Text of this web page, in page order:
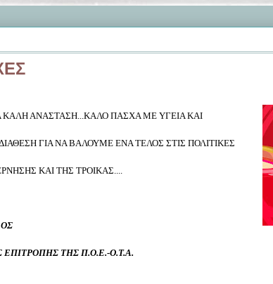
ΚΑΛΗ ΑΝΑΣΤΑΣΗ...ΚΑΛΟ ΠΑΣΧΑ ΜΕ ΥΓΕΙΑ ΚΑΙ
ΓΙΑ ΝΑ ΒΑΛΟΥΜΕ ΕΝΑ ΤΕΛΟΣ ΣΤΙΣ ΠΟΛΙΤΙΚΕΣ
ΚΑΙ ΤΗΣ ΤΡΟΙΚΑΣ....
ΤΗΣ Π.Ο.Ε.-Ο.Τ.Α.